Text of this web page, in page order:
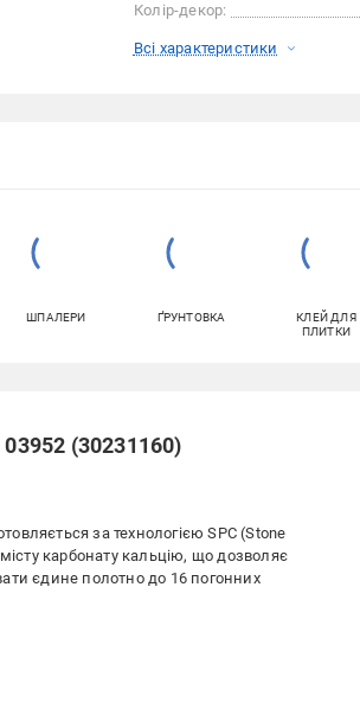
Колір-декор:
Всі характеристики
ШПАЛЕРИ ҐРУНТОВКА
КЛЕЙ ДЛЯ
ПЛИТКИ
03952 (30231160)
за технологією SPC (Stone
карбонату кальцію, що дозволяє
єдине полотно до 16 погонних